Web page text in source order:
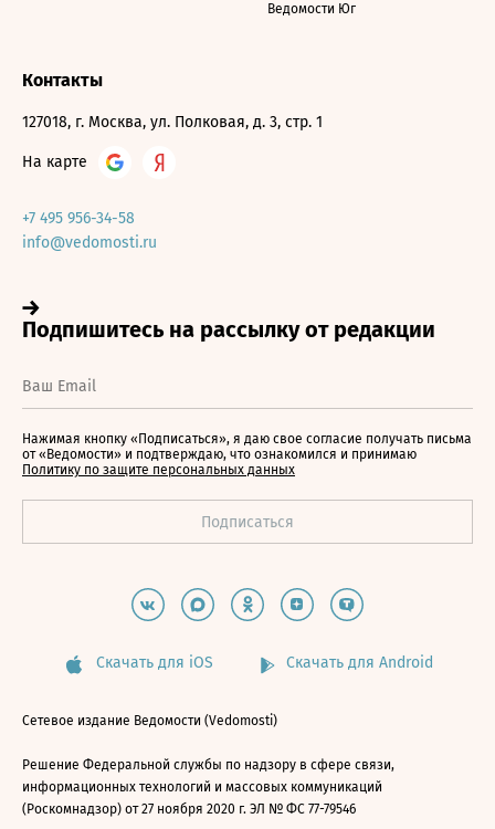
Ведомости Юг
Контакты
127018, г. Москва, ул. Полковая, д. 3, стр. 1
На карте
+7 495 956-34-58
info@vedomosti.ru
Нажимая кнопку «Подписаться», я даю свое согласие получать письма
от «Ведомости» и подтверждаю, что ознакомился и принимаю
Политику по защите персональных данных
Скачать для iOS Скачать для Android
Сетевое издание Ведомости (Vedomosti)
Решение Федеральной службы по надзору в сфере связи,
информационных технологий и массовых коммуникаций
(Роскомнадзор) от 27 ноября 2020 г. ЭЛ № ФС 77-79546